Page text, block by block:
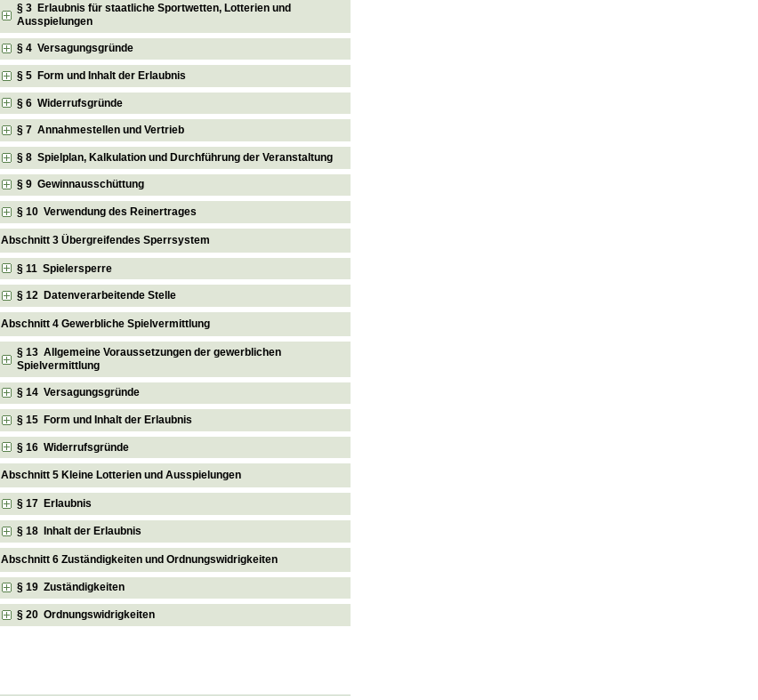
§ 3 Erlaubnis für staatliche Sportwetten, Lotterien und
Ausspielungen
§ 4 Versagungsgründe
§ 5 Form und Inhalt der Erlaubnis
§ 6 Widerrufsgründe
§ 7 Annahmestellen und Vertrieb
§ 8 Spielplan, Kalkulation und Durchführung der Veranstaltung
§ 9 Gewinnausschüttung
§ 10 Verwendung des Reinertrages
Abschnitt 3 Übergreifendes Sperrsystem
§ 11 Spielersperre
§ 12 Datenverarbeitende Stelle
Abschnitt 4 Gewerbliche Spielvermittlung
§ 13 Allgemeine Voraussetzungen der gewerblichen
Spielvermittlung
§ 14 Versagungsgründe
§ 15 Form und Inhalt der Erlaubnis
§ 16 Widerrufsgründe
Abschnitt 5 Kleine Lotterien und Ausspielungen
§ 17 Erlaubnis
§ 18 Inhalt der Erlaubnis
Abschnitt 6 Zuständigkeiten und Ordnungswidrigkeiten
§ 19 Zuständigkeiten
§ 20 Ordnungswidrigkeiten